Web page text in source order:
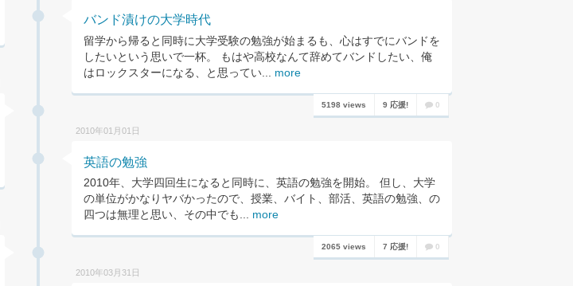
バンド漬けの大学時代
留学から帰ると同時に大学受験の勉強が始まるも、心はすでにバンドを
したいという思いで一杯。 もはや高校なんて辞めてバンドしたい、俺
はロックスターになる、と思ってい... more
5198 views 9 応援! 0
英語の勉強
2010年、大学四回生になると同時に、英語の勉強を開始。 但し、大学
の単位がかなりヤバかったので、授業、バイト、部活、英語の勉強、の
四つは無理と思い、その中でも... more
2010年01月01日
2065 views 7 応援! 0
2010年03月31日